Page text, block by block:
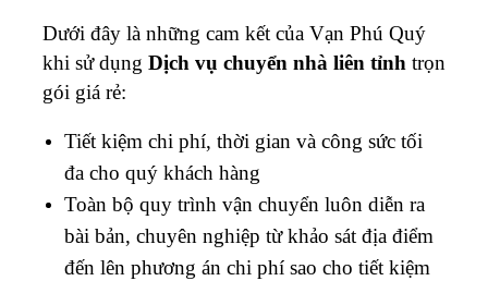
Dưới đây là những cam kết của Vạn Phú Quý
khi sử dụng Dịch vụ chuyển nhà liên tỉnh trọn
gói giá rẻ:
Tiết kiệm chi phí, thời gian và công sức tối
đa cho quý khách hàng
Toàn bộ quy trình vận chuyển luôn diễn ra
bài bản, chuyên nghiệp từ khảo sát địa điểm
đến lên phương án chi phí sao cho tiết kiệm